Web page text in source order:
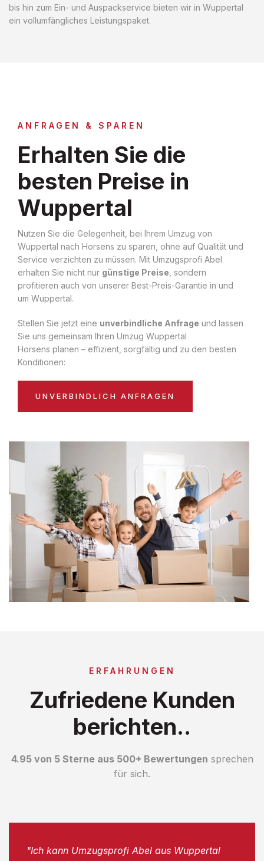
bis hin zum Ein- und Auspackservice bieten wir in Wuppertal
ein vollumfängliches Leistungspaket.
ANFRAGEN & SPAREN
Erhalten Sie die
besten Preise in
Wuppertal
Nutzen Sie die Gelegenheit, bei Ihrem Umzug von
Wuppertal nach Horsens zu sparen, ohne auf Qualität und
Service verzichten zu müssen. Mit Umzugsprofi Abel
erhalten Sie nicht nur günstige Preise , sondern
profitieren auch von unserer Best-Preis-Garantie in und
um Wuppertal.
Stellen Sie jetzt eine unverbindliche Anfrage und lassen
Sie uns gemeinsam Ihren Umzug Wuppertal
Horsens planen – effizient, sorgfältig und zu den besten
Konditionen:
UNVERBINDLICH ANFRAGEN
ERFAHRUNGEN
Zufriedene Kunden
berichten..
4.95 von 5 Sterne aus 500+ Bewertungen sprechen
für sich.
"Ich kann Umzugsprofi Abel aus Wuppertal